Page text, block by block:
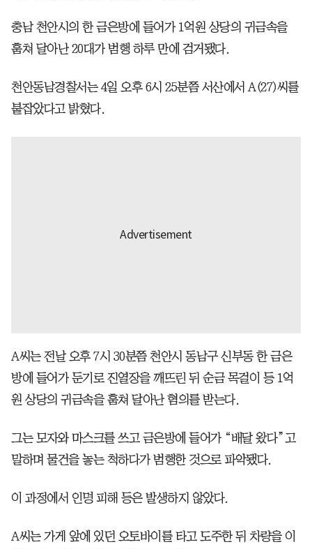
충남 천안시의 한 금은방에 들어가 1억원 상당의 귀금속을
훔쳐 달아난 20대가 범행 하루 만에 검거됐다.
천안동남경찰서는 4일 오후 6시 25분쯤 서산에서 A(27)씨를
붙잡았다고 밝혔다.
A씨는 전날 오후 7시 30분쯤 천안시 동남구 신부동 한 금은
방에 들어가 둔기로 진열장을 깨뜨린 뒤 순금 목걸이 등 1억
원 상당의 귀금속을 훔쳐 달아난 혐의를 받는다.
그는 모자와 마스크를 쓰고 금은방에 들어가 “배달 왔다”고
말하며 물건을 놓는 척하다가 범행한 것으로 파악됐다.
이 과정에서 인명 피해 등은 발생하지 않았다.
A씨는 가게 앞에 있던 오토바이를 타고 도주한 뒤 차량을 이